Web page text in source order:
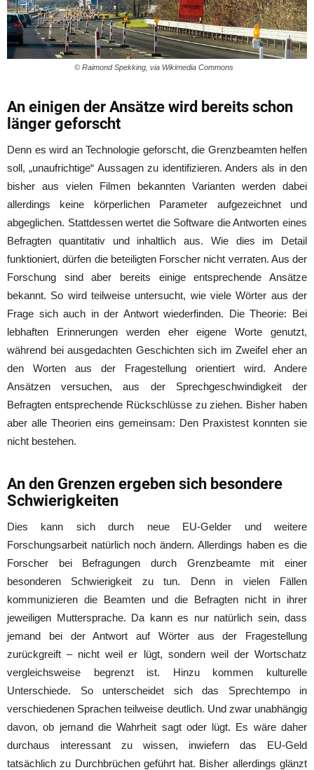
© Raimond Spekking, via Wikimedia Commons
An einigen der Ansätze wird bereits schon
länger geforscht
Denn es wird an Technologie geforscht, die Grenzbeamten helfen
soll, „unaufrichtige“ Aussagen zu identifizieren. Anders als in den
bisher aus vielen Filmen bekannten Varianten werden dabei
allerdings keine körperlichen Parameter aufgezeichnet und
abgeglichen. Stattdessen wertet die Software die Antworten eines
Befragten quantitativ und inhaltlich aus. Wie dies im Detail
funktioniert, dürfen die beteiligten Forscher nicht verraten. Aus der
Forschung sind aber bereits einige entsprechende Ansätze
bekannt. So wird teilweise untersucht, wie viele Wörter aus der
Frage sich auch in der Antwort wiederfinden. Die Theorie: Bei
lebhaften Erinnerungen werden eher eigene Worte genutzt,
während bei ausgedachten Geschichten sich im Zweifel eher an
den Worten aus der Fragestellung orientiert wird. Andere
Ansätzen versuchen, aus der Sprechgeschwindigkeit der
Befragten entsprechende Rückschlüsse zu ziehen. Bisher haben
aber alle Theorien eins gemeinsam: Den Praxistest konnten sie
nicht bestehen.
An den Grenzen ergeben sich besondere
Schwierigkeiten
Dies kann sich durch neue EU-Gelder und weitere
Forschungsarbeit natürlich noch ändern. Allerdings haben es die
Forscher bei Befragungen durch Grenzbeamte mit einer
besonderen Schwierigkeit zu tun. Denn in vielen Fällen
kommunizieren die Beamten und die Befragten nicht in ihrer
jeweiligen Muttersprache. Da kann es nur natürlich sein, dass
jemand bei der Antwort auf Wörter aus der Fragestellung
zurückgreift – nicht weil er lügt, sondern weil der Wortschatz
vergleichsweise begrenzt ist. Hinzu kommen kulturelle
Unterschiede. So unterscheidet sich das Sprechtempo in
verschiedenen Sprachen teilweise deutlich. Und zwar unabhängig
davon, ob jemand die Wahrheit sagt oder lügt. Es wäre daher
durchaus interessant zu wissen, inwiefern das EU-Geld
tatsächlich zu Durchbrüchen geführt hat. Bisher allerdings glänzt